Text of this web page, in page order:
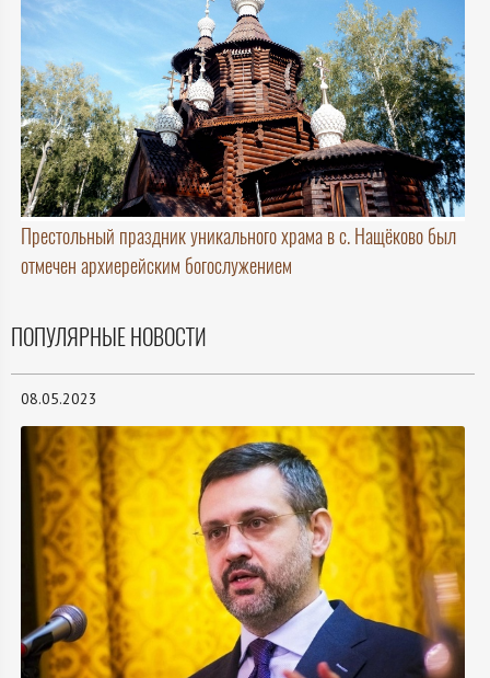
Престольный праздник уникального храма в с. Нащёково был
отмечен архиерейским богослужением
ПОПУЛЯРНЫЕ НОВОСТИ
08.05.2023